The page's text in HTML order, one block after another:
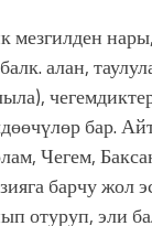
мезгилден
алан,
бар.
Чегем,
барчу жол
отуруп, эли